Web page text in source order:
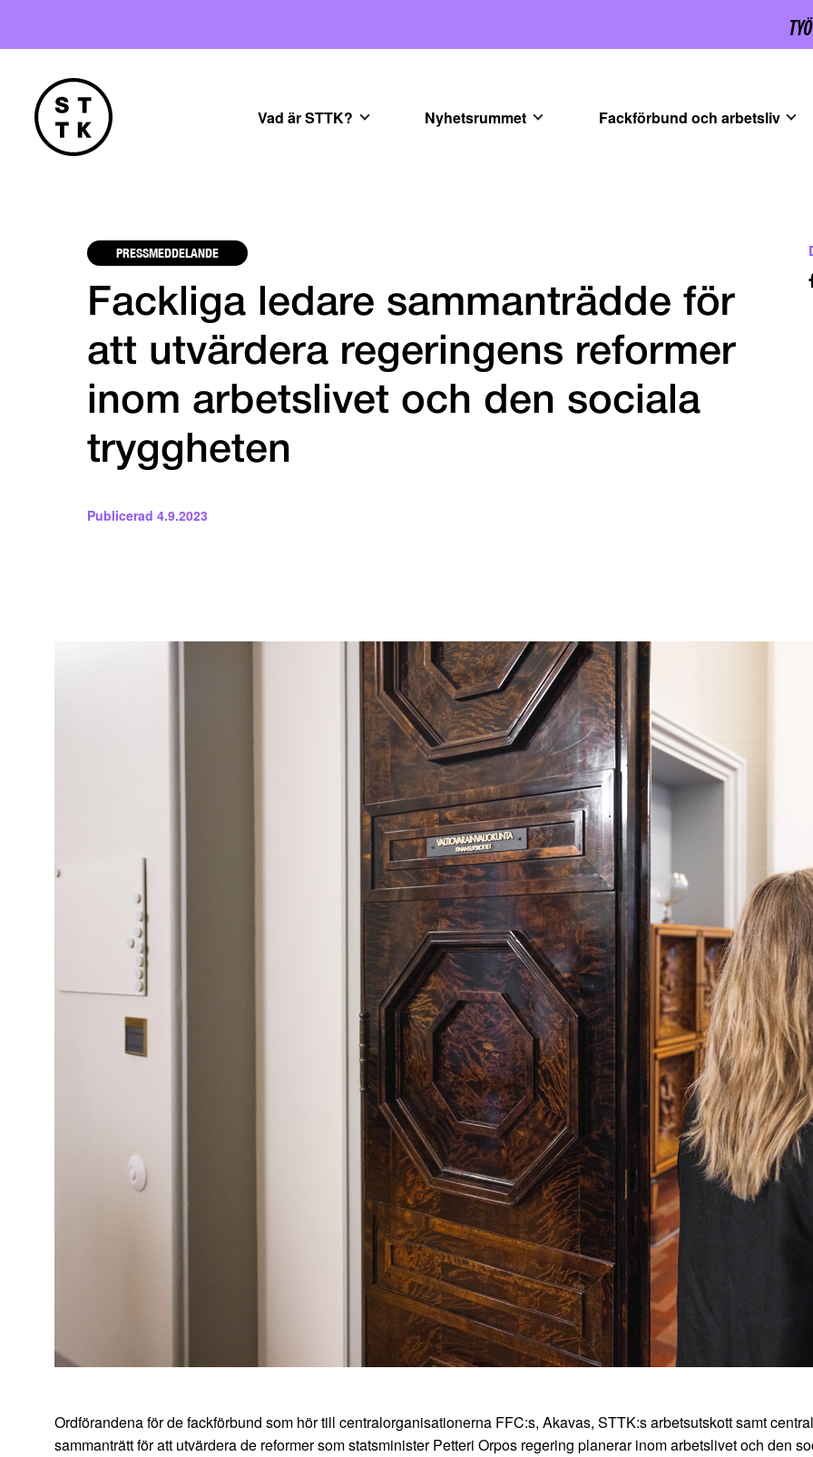
Vad är STTK? Nyhetsrummet Fackförbund och arbetsliv
PRESSMEDDELANDE
Fackliga ledare sammanträdde för
att utvärdera regeringens reformer
inom arbetslivet och den sociala
tryggheten
Publicerad 4.9.2023
Ordförandena för de fackförbund som hör till centralorganisationerna FFC:s, Akavas, STTK:s arbetsutskott samt
sammanträtt för att utvärdera de reformer som statsminister Petteri Orpos regering planerar inom arbetslivet och den